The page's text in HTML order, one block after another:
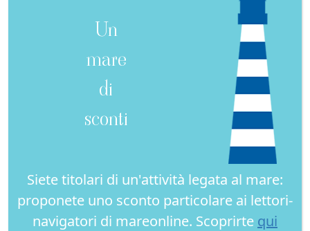
Un
mare
di
sconti
Siete titolari di un'attività legata al mare:
proponete uno sconto particolare ai lettori-
navigatori di mareonline. Scoprirte qui